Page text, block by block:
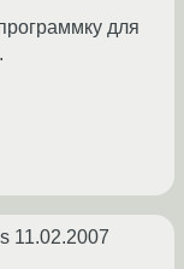
для
11.02.2007